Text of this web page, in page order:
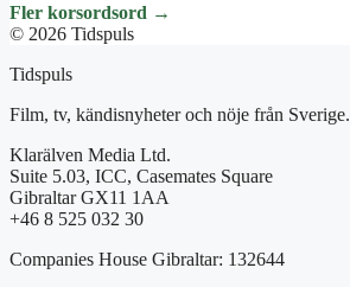
Fler korsordsord →
© 2026 Tidspuls
Tidspuls
Film, tv, kändisnyheter och nöje från Sverige.
Klarälven Media Ltd.
Suite 5.03, ICC, Casemates Square
Gibraltar GX11 1AA
+46 8 525 032 30
Companies House Gibraltar: 132644